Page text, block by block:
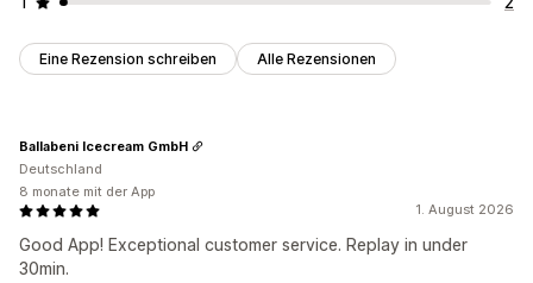
Eine Rezension schreiben Alle Rezensionen
1. August 2026
Good App! Exceptional customer service. Replay in under
30min.
Ballabeni Icecream GmbH
Deutschland
8 monate mit der App